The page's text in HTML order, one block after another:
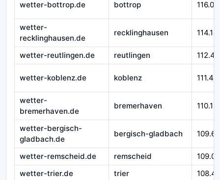
wetter-bottrop.de bottrop
wetter-
recklinghausen.de
recklinghausen
wetter-reutlingen.de reutlingen
wetter-koblenz.de koblenz
wetter-
bremerhaven.de
bremerhaven
wetter-bergisch-
gladbach.de
bergisch-gladbach
wetter-remscheid.de remscheid
wetter-trier.de
trier